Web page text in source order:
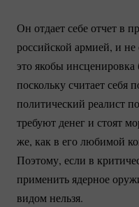
Он отдает себе отчет в
российской армией, и не
это якобы
поскольку считает себя
политический реалист
требуют денег и стоят
же, как в его любимой
Поэтому, если в
применить ядерное
видом нельзя.